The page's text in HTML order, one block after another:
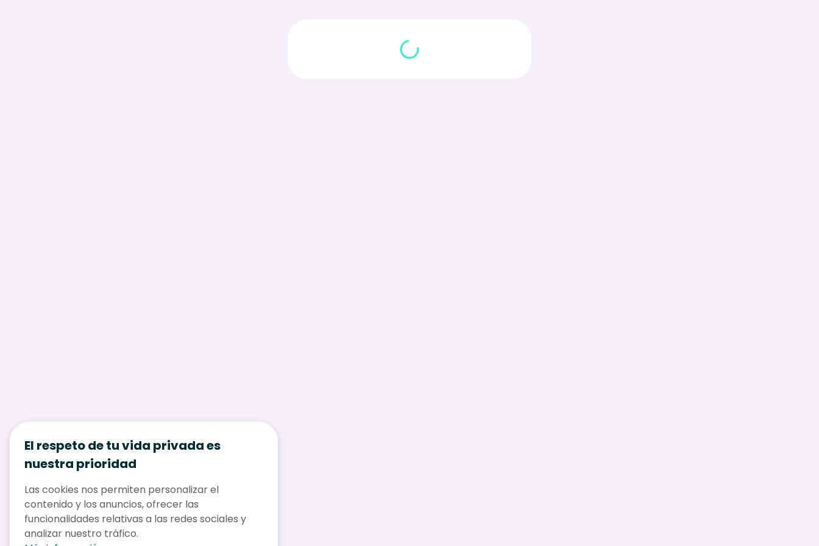
El respeto de tu vida privada es
nuestra prioridad
Las cookies nos permiten personalizar el
contenido y los anuncios, ofrecer las
funcionalidades relativas a las redes sociales y
analizar nuestro tráfico.